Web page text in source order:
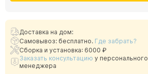
Доставка на дом:
Самовывоз: бесплатно. Где забрать?
Сборка и установка: 6000 ₽
Заказать консультацию у персонального
менеджера